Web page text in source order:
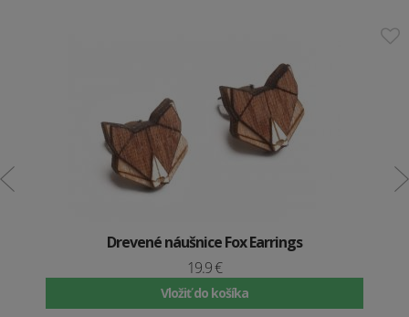
Drevené náušnice Fox Earrings
19.9 €
Vložiť do košíka